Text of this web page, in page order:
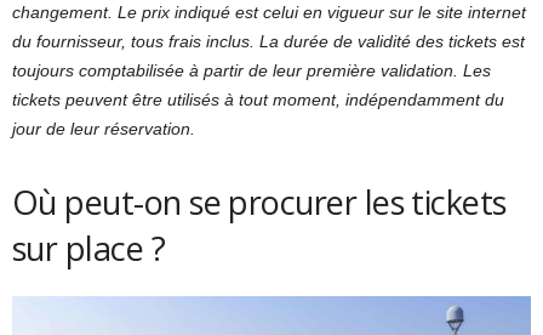
changement. Le prix indiqué est celui en vigueur sur le site internet
du fournisseur, tous frais inclus. La durée de validité des tickets est
toujours comptabilisée à partir de leur première validation. Les
tickets peuvent être utilisés à tout moment, indépendamment du
jour de leur réservation.
Où peut-on se procurer les tickets
sur place ?